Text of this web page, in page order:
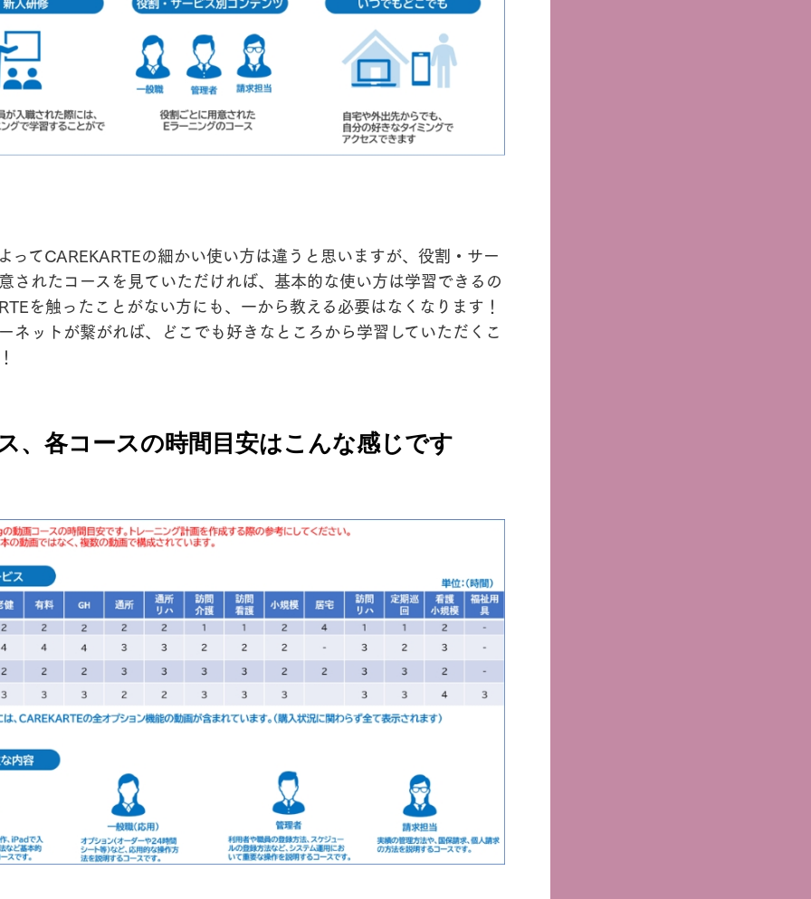
ってCAREKARTEの細かい使い方は違うと思いますが、役割・サー
されたコースを見ていただければ、基本的な使い方は学習できるの
を触ったことがない方にも、一から教える必要はなくなります！
ネットが繋がれば、どこでも好きなところから学習していただくこ
、各コースの時間目安はこんな感じです